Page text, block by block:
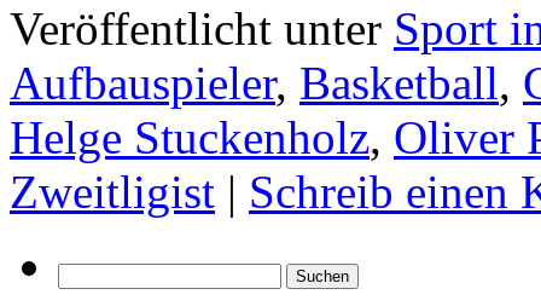
Veröffentlicht unter Sport
Aufbauspieler, Basketball,
Helge Stuckenholz, Oliver
Zweitligist | Schreib einen
nach: